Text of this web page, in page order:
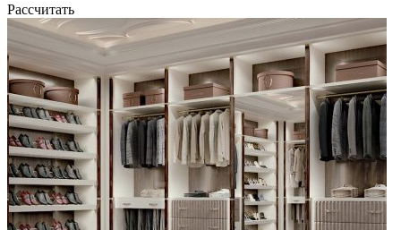
Рассчитать